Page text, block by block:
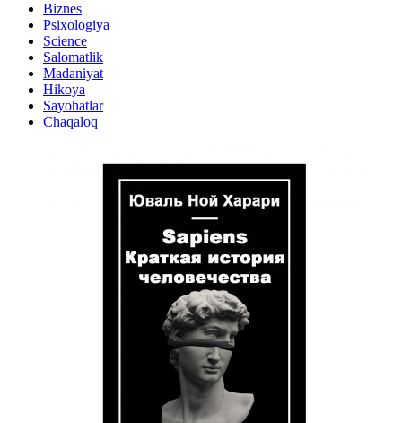
Biznes
Psixologiya
Science
Salomatlik
Madaniyat
Hikoya
Sayohatlar
Chaqaloq